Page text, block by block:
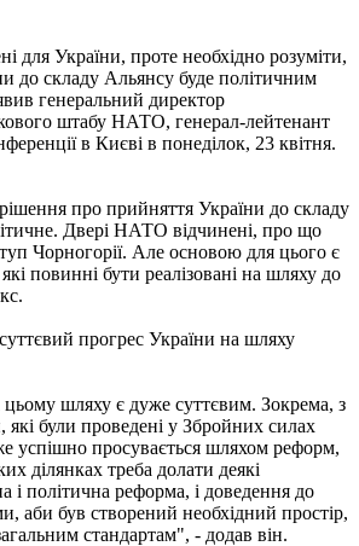
для України, проте необхідно розуміти,
до складу Альянсу буде політичним
генеральний директор
штабу НАТО, генерал-лейтенант
в Києві в понеділок, 23 квітня.
про прийняття України до складу
Двері НАТО відчинені, про що
Чорногорії. Але основою для цього є
повинні бути реалізовані на шляху до
прогрес України на шляху
шляху є дуже суттєвим. Зокрема, з
які були проведені у Збройних силах
успішно просувається шляхом реформ,
ділянках треба долати деякі
і політична реформа, і доведення до
аби був створений необхідний простір,
стандартам", - додав він.